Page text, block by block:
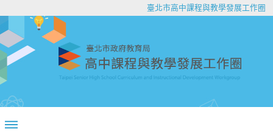
臺北市高中課程與教學發展工作圈